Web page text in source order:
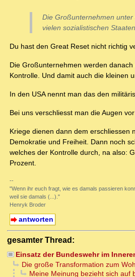
Die Großunternehmen
vielen sozialistischen
Du hast den Great Reset nicht richtig
Die Großunternehmen werden
Kontrolle. Und damit auch die kleinen
In den USA nennt man das den
Bei uns verschliesst man die Augen
Kriege dienen dann dem erschliessen
Demokratie und Freiheit. Dann noch
welches der Kontrolle durch, na also:
Prozent.
--
"Wenn ihr euch fragt, wie es damals passieren
weil sie damals (...)."
Henryk Broder
antworten
gesamter Thread:
Einsatz der Bundeswehr im
Die große Transformation zum
Meine Meinung bezieht sich auf